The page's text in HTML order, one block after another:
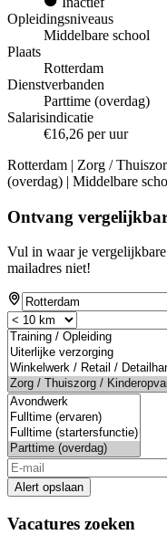
Opleidingsniveaus
Middelbare school
Plaats
Rotterdam
Dienstverbanden
Parttime (overdag)
Salarisindicatie
€16,26 per uur
Rotterdam | Zorg /
(overdag) | Middelbare
Ontvang
Vul in waar je
mailadres niet!
Alert opslaan
Vacatures zoeken